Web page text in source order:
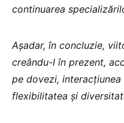
continuarea
Așadar, în concluzie,
creându-l în prezent,
pe dovezi,
flexibilitatea și